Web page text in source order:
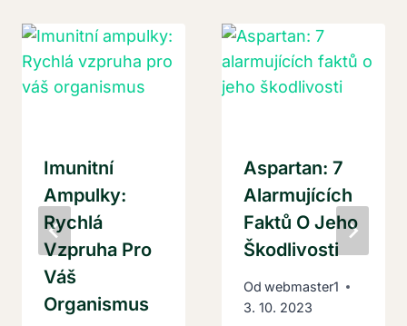
Imunitní
Ampulky:
Rychlá
Vzpruha Pro
Váš
Organismus
Aspartan: 7
Alarmujících
Faktů O Jeho
Škodlivosti
Od webmaster1
3. 10. 2023